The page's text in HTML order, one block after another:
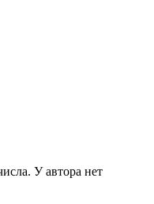
У автора нет